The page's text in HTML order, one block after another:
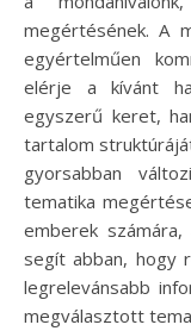
megértésének. A
egyértelműen
elérje a kívánt
egyszerű keret,
tartalom
gyorsabban
tematika
emberek
segít abban, hogy
legrelevánsabb
megválasztott